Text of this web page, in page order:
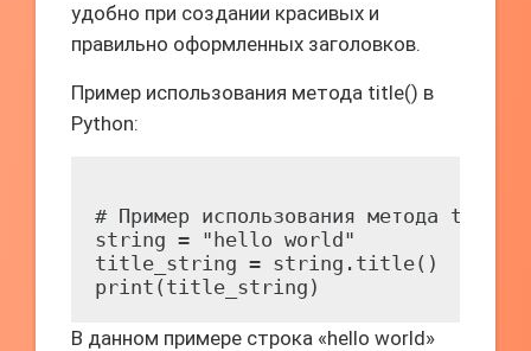
удобно при создании красивых и
правильно оформленных заголовков.
Пример использования метода title() в
Python:
# Пример использования метода
string = "hello world"
title_string = string.title()
В данном примере строка «hello world»